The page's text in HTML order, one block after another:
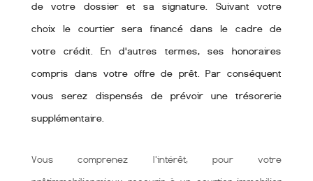
de votre dossier et sa signature. Suivant votre
choix le courtier sera financé dans le cadre de
votre crédit. En d'autres termes, ses honoraires
compris dans votre offre de prêt. Par conséquent
vous serez dispensés de prévoir une trésorerie
supplémentaire.
Vous comprenez l'intérêt, pour votre